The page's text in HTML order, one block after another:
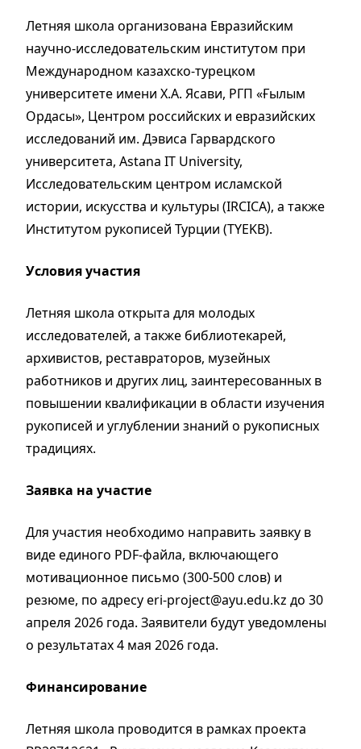
Летняя школа организована Евразийским
научно-исследовательским институтом при
Международном казахско-турецком
университете имени Х.А. Ясави, РГП «Ғылым
Ордасы», Центром российских и евразийских
исследований им. Дэвиса Гарвардского
университета, Astana IT University,
Исследовательским центром исламской
истории, искусства и культуры (IRCICA), а также
Институтом рукописей Турции (TYEKB).
Условия участия
Летняя школа открыта для молодых
исследователей, а также библиотекарей,
архивистов, реставраторов, музейных
работников и других лиц, заинтересованных в
повышении квалификации в области изучения
рукописей и углублении знаний о рукописных
традициях.
Заявка на участие
Для участия необходимо направить заявку в
виде единого PDF-файла, включающего
мотивационное письмо (300-500 слов) и
резюме, по адресу eri-project@ayu.edu.kz до 30
апреля 2026 года. Заявители будут уведомлены
о результатах 4 мая 2026 года.
Финансирование
Летняя школа проводится в рамках проекта